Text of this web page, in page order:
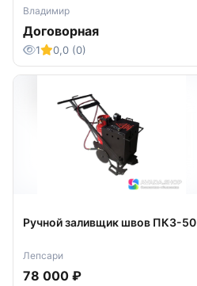
предлагаем к отгрузке
Владимир
Договорная
1 0,0 (0)
Ручной заливщик швов ПКЗ-50
Лепсари
78 000 ₽